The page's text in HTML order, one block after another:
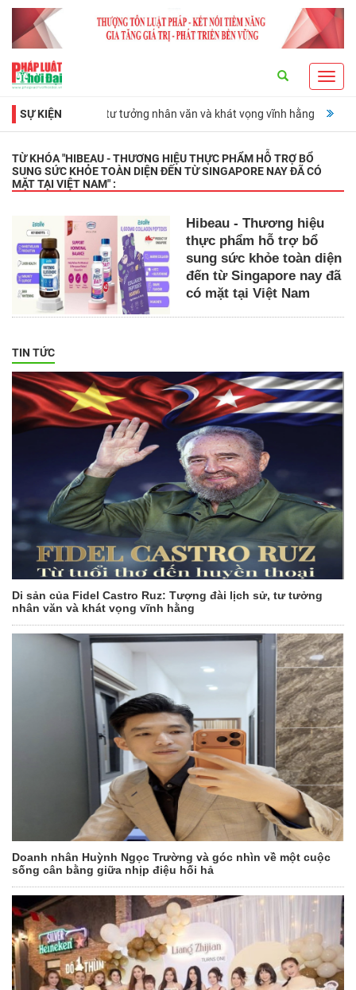
SỰ KIỆN
đài lịch sử, tư tưởng nhân văn và khát vọng vĩnh hằng Ra mắt
TỪ KHÓA "HIBEAU - THƯƠNG HIỆU THỰC PHẨM HỖ TRỢ BỔ
SUNG SỨC KHỎE TOÀN DIỆN ĐẾN TỪ SINGAPORE NAY ĐÃ CÓ
MẶT TẠI VIỆT NAM" :
Hibeau - Thương hiệu
thực phẩm hỗ trợ bổ
sung sức khỏe toàn diện
đến từ Singapore nay đã
có mặt tại Việt Nam
TIN TỨC
Di sản của Fidel Castro Ruz: Tượng đài lịch sử, tư tưởng
nhân văn và khát vọng vĩnh hằng
Doanh nhân Huỳnh Ngọc Trường và góc nhìn về một cuộc
sống cân bằng giữa nhịp điệu hối hả